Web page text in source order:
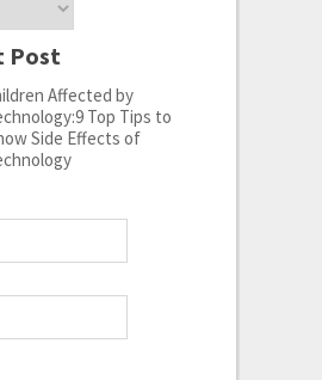
Post
Affected by
Top Tips to
Side Effects of